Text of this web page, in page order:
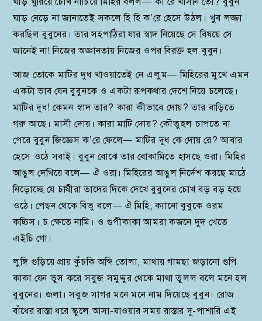
ঘাড় নেড়ে না জানাতেই সকলে হি হি ক’রে হেসে উঠল। খুব লজ্জা
করছিল বুবুনের। তার সহপাঠিরা যার স্বাদ নিয়েছে সে বিষয়ে সে
জানেই না! নিজের অজ্ঞানতায় নিজের ওপর বিরক্ত হল বুবুন।
আজ তোকে মাটির দুধ খাওয়াতেই নে এলুম— মিহিরের মুখে এমন
একটা ভাব যেন বুবুনকে ও একটা রূপকথার দেশে নিয়ে চলেছে।
মাটির দুধ! কেমন স্বাদ তার? কারা কীভাবে দোয়? তার বাড়িতে
গরু আছে। মাসী দোয়। কারা মাটি দোয়? কৌতুহল চাপতে না
পেরে বুবুন জিজ্ঞেস ক’রে ফেলে— মাটির দুধ কে দোয় রে? আবার
হেসে ওঠে সবাই। বুবুন বোঝে তার বোকামিতে হাসছে ওরা। মিহির
আঙুল দেখিয়ে বলে— ঐ ওরা। মিহিরের আঙুল নির্দেশ করছে মাঠে
নিড়োচ্ছে যে চাষীরা তাদের দিকে দেখে বুবুনের চোখ বড় বড় হয়ে
ওঠে। পেছন থেকে বিভু বলে— ঐ মিহি, ক্যানো বুবুকে ওরম
কচ্চিস। চ ক্ষেতে নামি। ও গুপীকাকা আমরা কজনে দুদ খেতে
এইচি গো।
লুঙ্গি গুড়িয়ে প্রায় কুঁচকি অব্দি তোলা, মাথায় গামছা জড়ানো গুপি
কাকা যেন ভুস করে সবুজ সমুদ্দুর থেকে মাথা তুলল বলে মনে হল
বুবুনের। জলা। সবুজ সাগর মনে মনে নাম দিয়েছে বুবুন। রোজ
বাঁধের রাস্তা ধরে স্কুলে আসা-যাওয়ার সময় রাস্তার দু-পাশারি এই